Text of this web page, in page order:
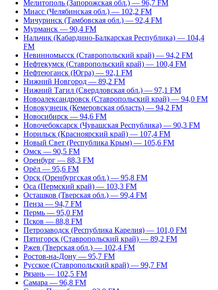
Мелитополь (Запорожская обл.) — 96,7 FM
Миасс (Челябинская обл.) — 102,2 FM
Мичуринск (Тамбовская обл.) — 92,4 FM
Мурманск — 90,4 FM
Нальчик (Кабардино-Балкарская Республика) — 104,4
FM
Невинномысск (Ставропольский край) — 94,2 FM
Нефтекумск (Ставропольский край) — 100,4 FM
Нефтеюганск (Югра) — 92,1 FM
Нижний Новгород — 89,2 FM
Нижний Тагил (Свердловская обл.) — 97,1 FM
Новоалександровск (Ставропольский край) — 94,0 FM
Новокузнецк (Кемеровская область) — 94,2 FM
Новосибирск — 94,6 FM
Новочебоксарск (Чувашская Республика) — 90,3 FM
Норильск (Красноярский край) — 107,4 FM
Новый Свет (Республика Крым) — 105,6 FM
Омск — 90,5 FM
Оренбург — 88,3 FM
Орёл — 95,6 FM
Орск (Оренбургская обл.) — 95,8 FM
Оса (Пермский край) — 103,3 FM
Осташков (Тверская обл.) — 99,4 FM
Пенза — 94,7 FM
Пермь — 95,0 FM
Псков — 88,8 FM
Петрозаводск (Республика Карелия) — 101,0 FM
Пятигорск (Ставропольский край) — 89,2 FM
Ржев (Тверская обл.) — 102,4 FM
Ростов-на-Дону — 95,7 FM
Русское (Ставропольский край) — 99,7 FM
Рязань — 102,5 FM
Самара — 96,8 FM